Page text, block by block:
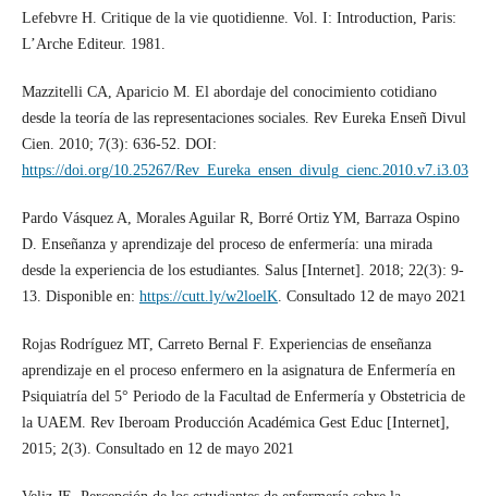
Lefebvre H. Critique de la vie quotidienne. Vol. I: Introduction, Paris:
L’Arche Editeur. 1981.
Mazzitelli CA, Aparicio M. El abordaje del conocimiento cotidiano
desde la teoría de las representaciones sociales. Rev Eureka Enseñ Divul
Cien. 2010; 7(3): 636-52. DOI:
https://doi.org/10.25267/Rev_Eureka_ensen_divulg_cienc.2010.v7.i3.03
Pardo Vásquez A, Morales Aguilar R, Borré Ortiz YM, Barraza Ospino
D. Enseñanza y aprendizaje del proceso de enfermería: una mirada
desde la experiencia de los estudiantes. Salus [Internet]. 2018; 22(3): 9-
13. Disponible en: https://cutt.ly/w2loelK. Consultado 12 de mayo 2021
Rojas Rodríguez MT, Carreto Bernal F. Experiencias de enseñanza
aprendizaje en el proceso enfermero en la asignatura de Enfermería en
Psiquiatría del 5° Periodo de la Facultad de Enfermería y Obstetricia de
la UAEM. Rev Iberoam Producción Académica Gest Educ [Internet],
2015; 2(3). Consultado en 12 de mayo 2021